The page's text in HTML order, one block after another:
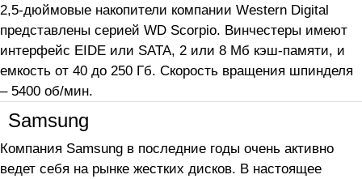
2,5-дюймовые накопители компании Western Digital
представлены серией WD Scorpio. Винчестеры имеют
интерфейс EIDE или SATA, 2 или 8 Мб кэш-памяти, и
емкость от 40 до 250 Гб. Скорость вращения шпинделя
– 5400 об/мин.
Samsung
Компания Samsung в последние годы очень активно
ведет себя на рынке жестких дисков. В настоящее